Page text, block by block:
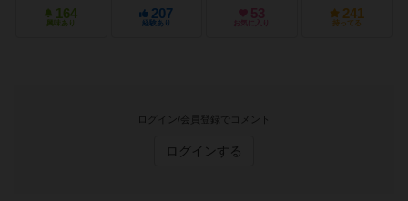
164
興味あり
207
経験あり
53
お気に入り
241
持ってる
ログイン/会員登録でコメント
ログインする